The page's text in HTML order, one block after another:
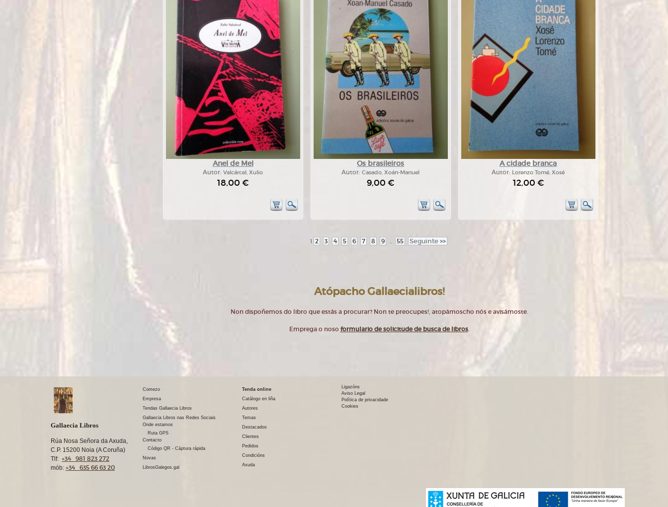
Anel de Mel
Autor:Valcárcel, Xulio
18,00 €
Os brasileiros
Autor:Casado, Xoán-Manuel
9,00 €
A cidade branca
Autor: Lorenzo Tomé, Xosé
12,00 €
1 2 3 4 5 6 7 8 9 ... 55 Seguinte >>
Atópacho Gallaecialibros!
Non dispoñemos do libro que estás a procurar? Non te preocupes!, atopámoscho nós e avisámoste.
Emprega o noso formulario de solicitude de busca de libros.
Gallaecia Libros
Rúa Nosa Señora da Axuda,
C.P. 15200 Noia (A Coruña)
Tlf: +34 981 823 272
mób: +34 635 66 63 20
Comezo
Empresa
Tendas Gallaecia Libros
Gallaecia Libros nas Redes Sociais
Onde estamos
Ruta GPS
Contacto
Código QR - Cáptura rápida
Novas
LibrosGalegos.gal
Tenda online
Catálogo en liña
Autores
Temas
Destacados
Clientes
Pedidos
Condicións
Axuda
Ligazóns
Aviso Legal
Política de privacidade
Cookies